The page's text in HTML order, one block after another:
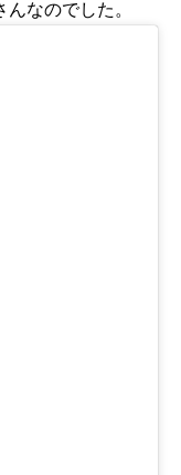
なのでした。